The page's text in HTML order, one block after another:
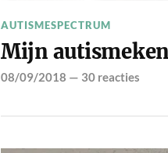
AUTISMESPECTRUM
Mijn
08/09/2018 — 30 reacties